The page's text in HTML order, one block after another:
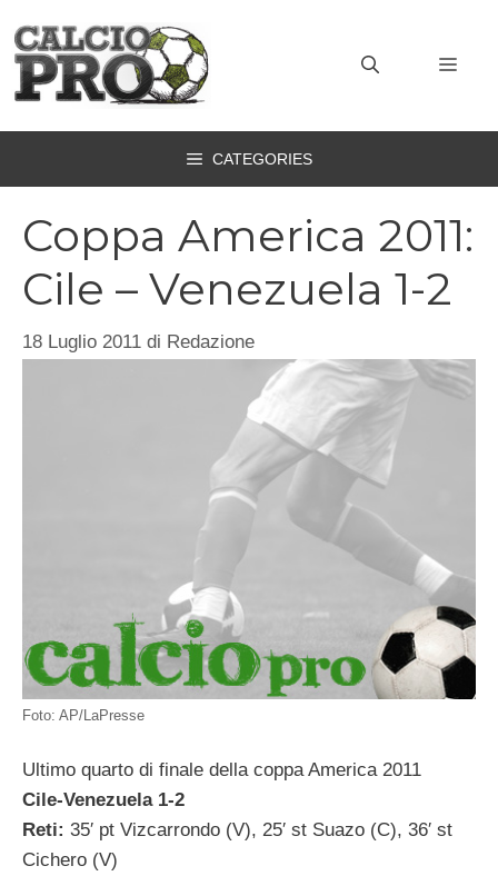
contenuto
CATEGORIES
Coppa America 2011:
Cile – Venezuela 1-2
18 Luglio 2011 di Redazione
Foto: AP/LaPresse
Ultimo quarto di finale della coppa America 2011
Cile-Venezuela 1-2
Reti: 35′ pt Vizcarrondo (V), 25′ st Suazo (C), 36′ st
Cichero (V)